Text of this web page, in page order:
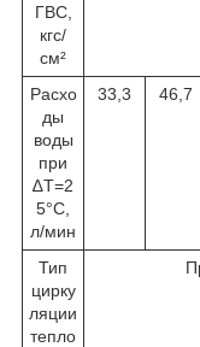
ГВС,
кгс/
см²
Расхо
ды
воды
при
∆T=2
5°C,
л/мин
33,3 46,7
Тип
цирку
ляции
тепло